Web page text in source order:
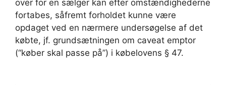
over for en sælger kan efter omstændighederne
fortabes, såfremt forholdet kunne være
opdaget ved en nærmere undersøgelse af det
købte, jf. grundsætningen om caveat emptor
(“køber skal passe på”) i købelovens § 47.